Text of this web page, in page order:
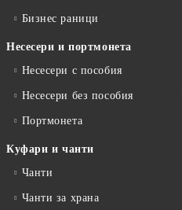
Бизнес раници
Несесери и портмонета
Несесери с пособия
Несесери без пособия
Портмонета
Куфари и чанти
Чанти
Чанти за храна